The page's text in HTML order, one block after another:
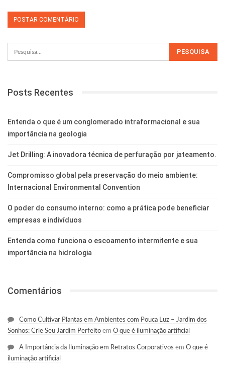
Posts Recentes
Entenda o que é um conglomerado intraformacional e sua
importância na geologia
Jet Drilling: A inovadora técnica de perfuração por jateamento.
Compromisso global pela preservação do meio ambiente:
Internacional Environmental Convention
O poder do consumo interno: como a prática pode beneficiar
empresas e indivíduos
Entenda como funciona o escoamento intermitente e sua
importância na hidrologia
Comentários
Como Cultivar Plantas em Ambientes com Pouca Luz – Jardim dos
Sonhos: Crie Seu Jardim Perfeito em O que é iluminação artificial
A Importância da Iluminação em Retratos Corporativos em O que é
iluminação artificial